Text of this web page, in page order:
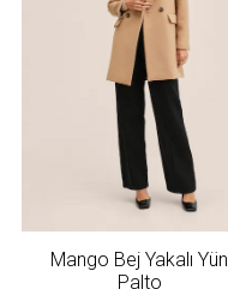
Mango Bej Yakalı Yün
Palto